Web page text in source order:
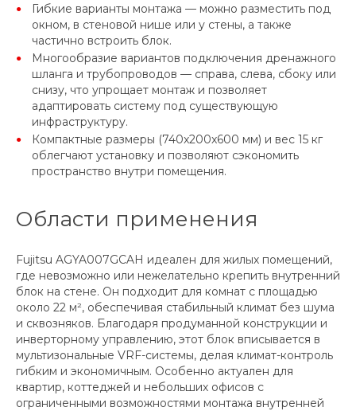
Гибкие варианты монтажа — можно разместить под
окном, в стеновой нише или у стены, а также
частично встроить блок.
Многообразие вариантов подключения дренажного
шланга и трубопроводов — справа, слева, сбоку или
снизу, что упрощает монтаж и позволяет
адаптировать систему под существующую
инфраструктуру.
Компактные размеры (740x200x600 мм) и вес 15 кг
облегчают установку и позволяют сэкономить
пространство внутри помещения.
Области применения
Fujitsu AGYA007GCAH идеален для жилых помещений,
где невозможно или нежелательно крепить внутренний
блок на стене. Он подходит для комнат с площадью
около 22 м², обеспечивая стабильный климат без шума
и сквозняков. Благодаря продуманной конструкции и
инверторному управлению, этот блок вписывается в
мультизональные VRF-системы, делая климат-контроль
гибким и экономичным. Особенно актуален для
квартир, коттеджей и небольших офисов с
ограниченными возможностями монтажа внутренней